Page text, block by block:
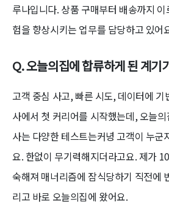
루나입니다. 상품 구매부터 배송까지
험을 향상시키는 업무를 담당하고 있어
Q. 오늘의집에 합류하게 된 계기
고객 중심 사고, 빠른 시도, 데이터에 기
사에서 첫 커리어를 시작했는데, 오늘
사는 다양한 테스트는커녕 고객이 누군
요. 한없이 무기력해지더라고요. 제가
숙해져 매너리즘에 잠식당하기 직전에
리고 바로 오늘의집에 왔어요.